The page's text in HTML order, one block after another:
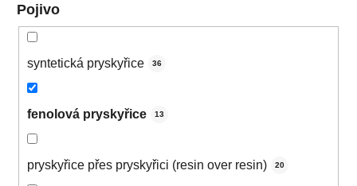
Pojivo
syntetická pryskyřice 36
fenolová pryskyřice 13
pryskyřice přes pryskyřici (resin over resin) 20